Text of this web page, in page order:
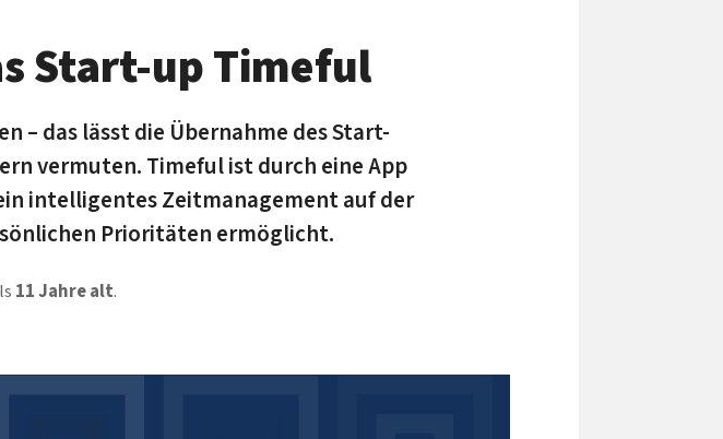
Start-up Timeful
– das lässt die Übernahme des Start-
vermuten. Timeful ist durch eine App
intelligentes Zeitmanagement auf der
Prioritäten ermöglicht.
11 Jahre alt.